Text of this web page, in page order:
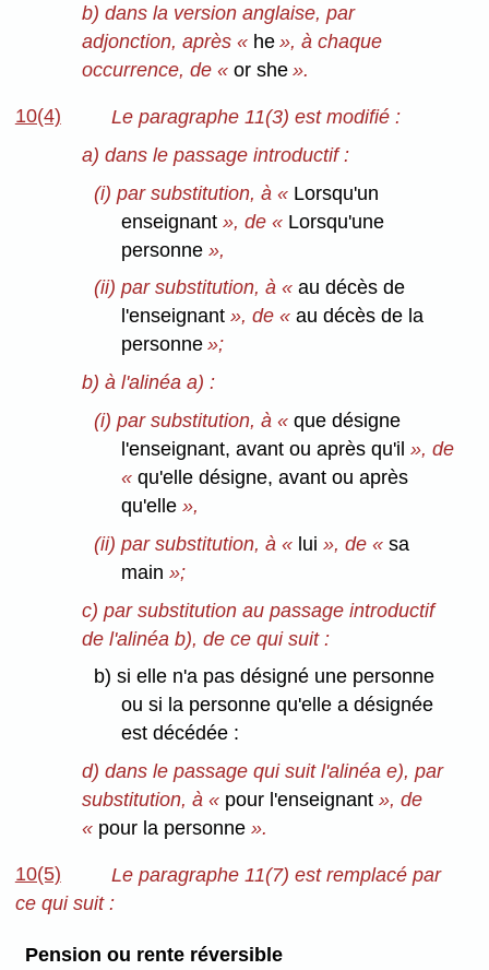
b) dans la version anglaise, par
adjonction, après « he », à chaque
occurrence, de «or she ».
10(4)
Le paragraphe 11(3) est modifié :
a) dans le passage introductif :
(i) par substitution, à « Lorsqu'un
enseignant », de « Lorsqu'une
personne »,
(ii) par substitution, à « au décès de
l'enseignant », de «au décès de la
personne»;
b) à l'alinéa a) :
(i) par substitution, à « que désigne
l'enseignant, avant ou après qu'il », de
« qu'elle désigne, avant ou après
qu'elle »,
(ii) par substitution, à « lui », de « sa
main »;
c) par substitution au passage introductif
de l'alinéa b), de ce qui suit :
b) si elle n'a pas désigné une personne
ou si la personne qu'elle a désignée
est décédée :
d) dans le passage qui suit l'alinéa e), par
substitution, à « pour l'enseignant», de
« pour la personne».
10(5)
Le paragraphe 11(7) est remplacé par
ce qui suit :
Pension ou rente réversible